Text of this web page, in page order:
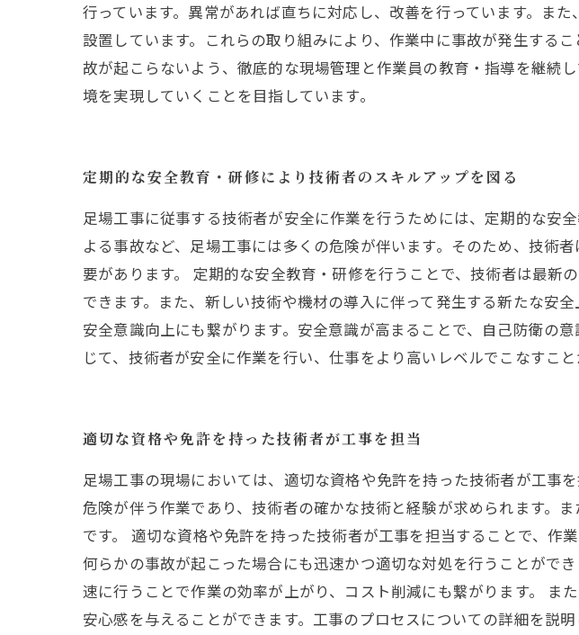
行っています。異常があれば直ちに対応し、改善を行っています。ま
設置しています。これらの取り組みにより、作業中に事故が発生する
故が起こらないよう、徹底的な現場管理と作業員の教育・指導を継続
境を実現していくことを目指しています。
定期的な安全教育・研修により技術者のスキルアップを図る
足場工事に従事する技術者が安全に作業を行うためには、定期的な安
よる事故など、足場工事には多くの危険が伴います。そのため、技術
要があります。 定期的な安全教育・研修を行うことで、技術者は最
できます。また、新しい技術や機材の導入に伴って発生する新たな安
安全意識向上にも繋がります。安全意識が高まることで、自己防衛の
じて、技術者が安全に作業を行い、仕事をより高いレベルでこなすこ
適切な資格や免許を持った技術者が工事を担当
足場工事の現場においては、適切な資格や免許を持った技術者が工事
危険が伴う作業であり、技術者の確かな技術と経験が求められます。
です。 適切な資格や免許を持った技術者が工事を担当することで、作
何らかの事故が起こった場合にも迅速かつ適切な対処を行うことがで
速に行うことで作業の効率が上がり、コスト削減にも繋がります。 ま
安心感を与えることができます。工事のプロセスについての詳細を説